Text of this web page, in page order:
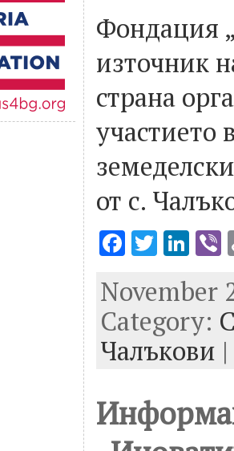
Фондация
източник
страна
участието
от с.
F
e
b
o
o
T
it
te
r
Li
k
e
dI
n
November
Category:
Чалъкови |